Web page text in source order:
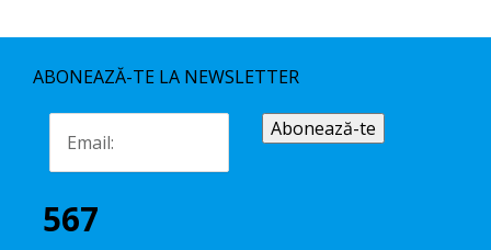
ABONEAZĂ-TE LA NEWSLETTER
567